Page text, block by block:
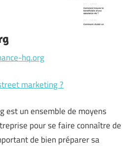
hq.org
marketing ?
est un ensemble de moyens
pour se faire connaître de
de bien préparer sa